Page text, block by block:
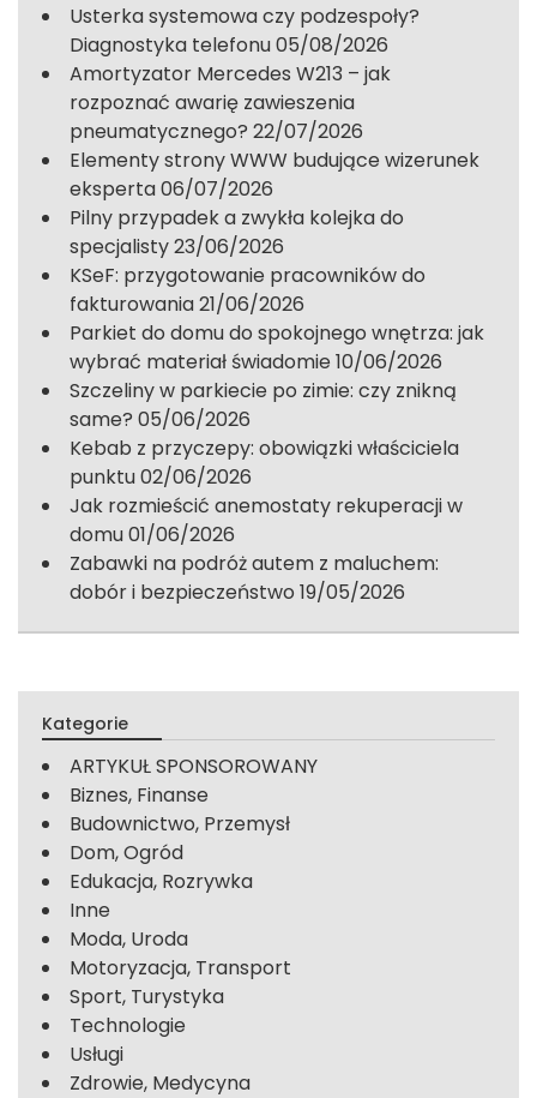
Usterka systemowa czy podzespoły?
Diagnostyka telefonu05/08/2026
Amortyzator Mercedes W213 – jak
rozpoznać awarię zawieszenia
pneumatycznego? 22/07/2026
Elementy strony WWW budujące wizerunek
eksperta06/07/2026
Pilny przypadek a zwykła kolejka do
specjalisty23/06/2026
KSeF: przygotowanie pracowników do
fakturowania21/06/2026
Parkiet do domu do spokojnego wnętrza: jak
wybrać materiał świadomie 10/06/2026
Szczeliny w parkiecie po zimie: czy znikną
same? 05/06/2026
Kebab z przyczepy: obowiązki właściciela
punktu02/06/2026
Jak rozmieścić anemostaty rekuperacji w
domu01/06/2026
Zabawki na podróż autem z maluchem:
dobór i bezpieczeństwo 19/05/2026
Kategorie
ARTYKUŁ SPONSOROWANY
Biznes, Finanse
Budownictwo, Przemysł
Dom, Ogród
Edukacja, Rozrywka
Inne
Moda, Uroda
Motoryzacja, Transport
Sport, Turystyka
Technologie
Usługi
Zdrowie, Medycyna